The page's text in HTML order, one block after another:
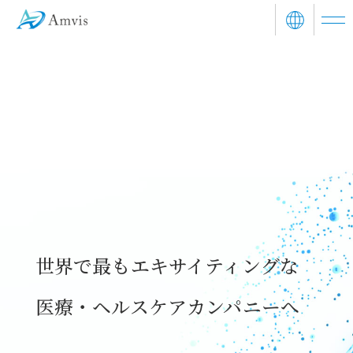
世界で最もエキサイティングな
医療・ヘルスケアカンパニーへ